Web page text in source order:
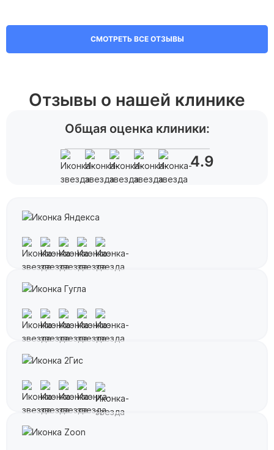
СМОТРЕТЬ ВСЕ ОТЗЫВЫ
Отзывы о нашей клинике
Общая оценка клиники:
4.9